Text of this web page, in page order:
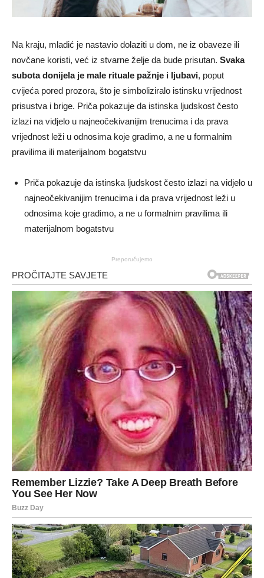
Na kraju, mladić je nastavio dolaziti u dom, ne iz obaveze ili
novčane koristi, već iz stvarne želje da bude prisutan. Svaka
subota donijela je male rituale pažnje i ljubavi, poput
cvijeća pored prozora, što je simboliziralo istinsku vrijednost
prisustva i brige. Priča pokazuje da istinska ljudskost često
izlazi na vidjelo u najneočekivanijim trenucima i da prava
vrijednost leži u odnosima koje gradimo, a ne u formalnim
pravilima ili materijalnom bogatstvu
Priča pokazuje da istinska ljudskost često izlazi na vidjelo u
najneočekivanijim trenucima i da prava vrijednost leži u
odnosima koje gradimo, a ne u formalnim pravilima ili
materijalnom bogatstvu
Preporučujemo